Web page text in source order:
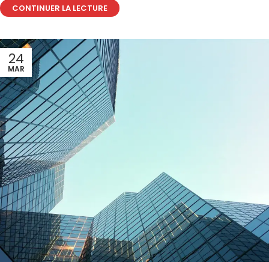
CONTINUER LA LECTURE
24
MAR